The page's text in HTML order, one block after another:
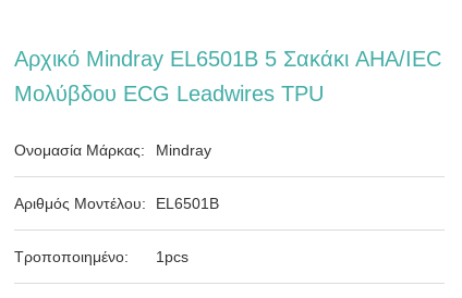
Αρχικό Mindray EL6501B 5 Σακάκι AHA/IEC
Μολύβδου ECG Leadwires TPU
Ονομασία Μάρκας: Mindray
Αριθμός Μοντέλου: EL6501B
Τροποποιημένο: 1pcs